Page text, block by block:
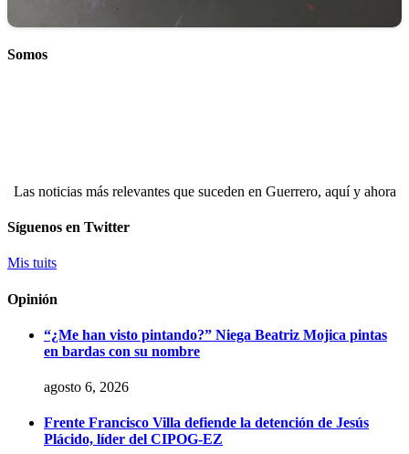
Somos
Las noticias más relevantes que suceden en Guerrero, aquí y ahora
Síguenos en Twitter
Mis tuits
Opinión
“¿Me han visto pintando?” Niega Beatriz Mojica pintas
en bardas con su nombre
agosto 6, 2026
Frente Francisco Villa defiende la detención de Jesús
Plácido, líder del CIPOG-EZ